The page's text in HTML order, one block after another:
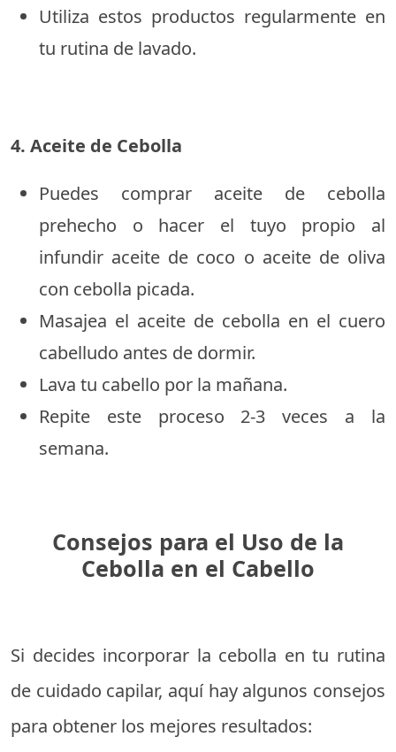
Utiliza estos productos regularmente en
tu rutina de lavado.
4. Aceite de Cebolla
Puedes comprar aceite de cebolla
prehecho o hacer el tuyo propio al
infundir aceite de coco o aceite de oliva
con cebolla picada.
Masajea el aceite de cebolla en el cuero
cabelludo antes de dormir.
Lava tu cabello por la mañana.
Repite este proceso 2-3 veces a la
semana.
Consejos para el Uso de la
Cebolla en el Cabello
Si decides incorporar la cebolla en tu rutina
de cuidado capilar, aquí hay algunos consejos
para obtener los mejores resultados: